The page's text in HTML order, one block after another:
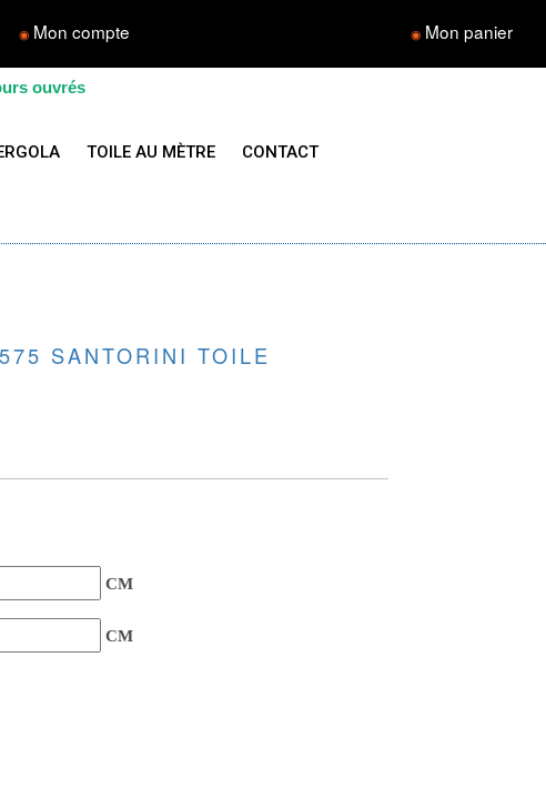
◉ Mon compte ◉ Mon panier
ouvrés
TOILE AU MÈTRE CONTACT
SANTORINI TOILE
CM
CM